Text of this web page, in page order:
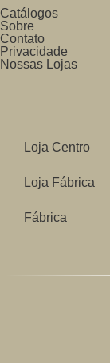
Catálogos
Sobre
Contato
Privacidade
Nossas Lojas
Loja Centro
Loja Fábrica
Fábrica